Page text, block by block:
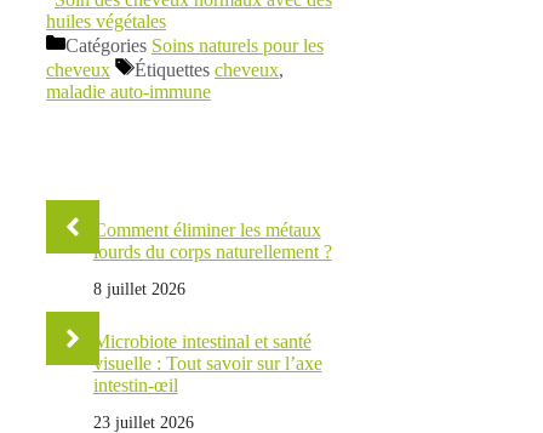
huiles végétales
Catégories Soins naturels pour les
cheveux
Étiquettes cheveux,
maladie auto-immune
Comment éliminer les métaux
lourds du corps naturellement ?
8 juillet 2026
Microbiote intestinal et santé
visuelle : Tout savoir sur l’axe
intestin-œil
23 juillet 2026